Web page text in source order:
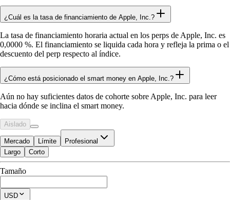
¿Cuál es la tasa de financiamiento de Apple, Inc.?
La tasa de financiamiento horaria actual en los perps de Apple, Inc. es
0,0000 %. El financiamiento se liquida cada hora y refleja la prima o el
descuento del perp respecto al índice.
¿Cómo está posicionado el smart money en Apple, Inc.?
Aún no hay suficientes datos de cohorte sobre Apple, Inc. para leer
hacia dónde se inclina el smart money.
Aislado
Mercado Límite Profesional
Disponible para Trade
$0.00
Posición Actual
Largo Corto
Tamaño
USD